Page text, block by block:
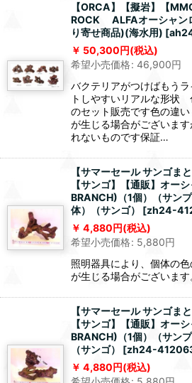
【ORCA】【擬岩】【
ROCK ALFAオーシャン
り寄せ商品)(海水用) [
50,300円(税込)
希望小売価格: 46,900円
バクテリアがつけばもう
トしやすいリアルな形
のセット販売です色の違
が生じる場合がございま
れないものです保証…
【サマーセール サンゴま
【サンゴ】【通販】オー
BRANCH)（1個）（サン
体）（サンゴ）
[zh24-
4,880円(税込)
希望小売価格: 5,880円
照明器具により、個体の
が生じる場合がございます
【サマーセール サンゴま
【サンゴ】【通販】オー
BRANCH)（1個）（サン
（サンゴ）
[zh24-
4,880円(税込)